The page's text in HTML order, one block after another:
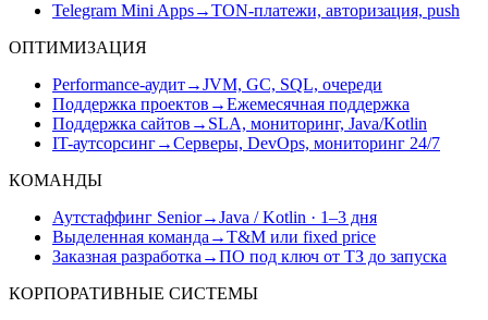
Telegram Mini Apps→TON-платежи, авторизация, push
ОПТИМИЗАЦИЯ
Performance-аудит→JVM, GC, SQL, очереди
Поддержка проектов →Ежемесячная поддержка
Поддержка сайтов → SLA, мониторинг, Java/Kotlin
IT-аутсорсинг→Серверы, DevOps, мониторинг 24/7
КОМАНДЫ
Аутстаффинг Senior→Java / Kotlin · 1–3 дня
Выделенная команда →T&M или fixed price
Заказная разработка →ПО под ключ от ТЗ до запуска
КОРПОРАТИВНЫЕ СИСТЕМЫ